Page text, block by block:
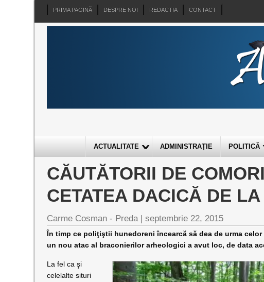
PRIMA PAGINĂ DESPRE NOI REDACTIA CONTACT
ACTUALITATE ADMINISTRAȚIE POLITICĂ
CĂUTĂTORII DE
CETATEA DACICĂ DE
Carme Cosman - Preda |septembrie 22, 2015
În timp ce poliţiştii hunedoreni încearcă să dea de urma
un nou atac al braconierilor arheologici a avut loc, de data
La fel ca şi
celelalte situri